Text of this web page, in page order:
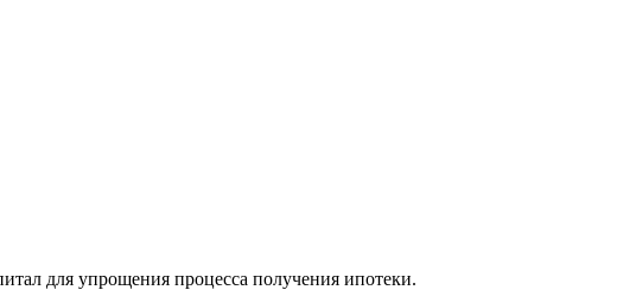
для упрощения процесса получения ипотеки.